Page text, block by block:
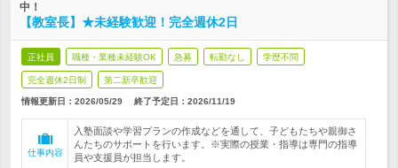
中！
【教室長】★未経験歓迎！完全週休2日
正社員 職種・業種未経験OK 急募 転勤なし 学歴不問
完全週休2日制 第二新卒歓迎
情報更新日：2026/05/29 終了予定日： 2026/11/19
仕事内容
入塾面談や学習プランの作成などを通して、子どもたちや親御さ
んたちのサポートを行います。※実際の授業・指導は専門の指導
員や支援員が担当します。